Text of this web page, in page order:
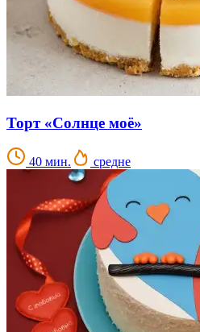
Торт «Солнце моё»
40 мин. средне